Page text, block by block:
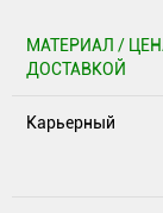
МАТЕРИАЛ /
ДОСТАВКОЙ
Карьерный